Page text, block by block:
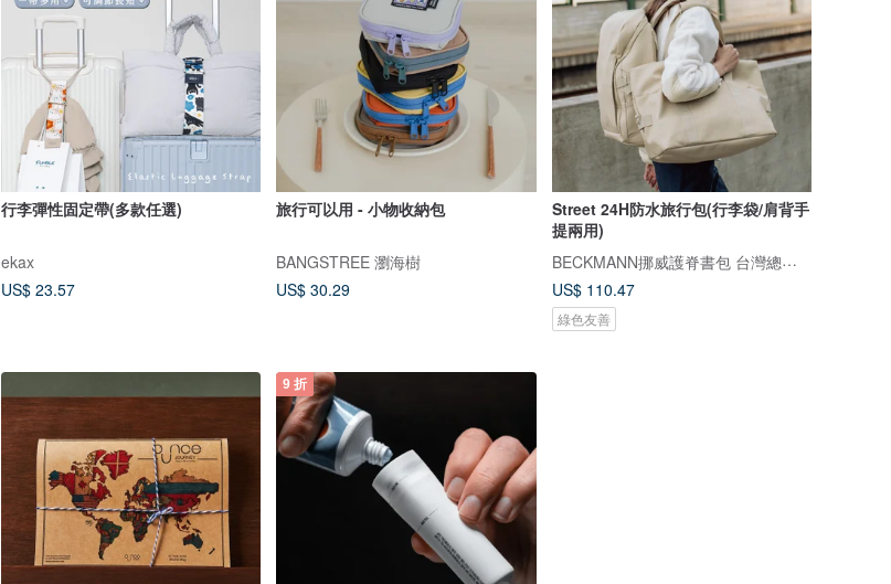
行李彈性固定帶(多款任選)
ekax
US$ 23.57
旅行可以用 - 小物收納包
BANGSTREE 瀏海樹
US$ 30.29
Street 24H防水旅行包(行李袋/肩背手
提兩用)
BECKMANN挪威護脊書包 台灣總代理
US$ 110.47
綠色友善
9 折